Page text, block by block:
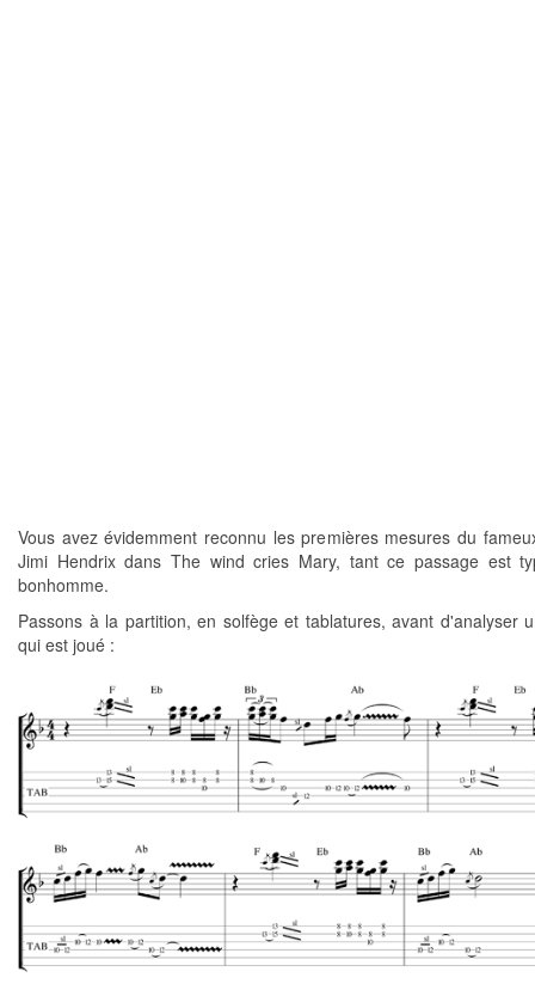
Vous avez évidemment reconnu les premières mesures du
Jimi Hendrix dans The wind cries Mary, tant ce passage est
bonhomme.
Passons à la partition, en solfège et tablatures, avant d'analyser
qui est joué :